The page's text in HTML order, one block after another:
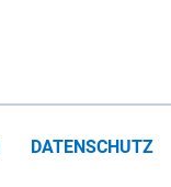
DATENSCHUTZ